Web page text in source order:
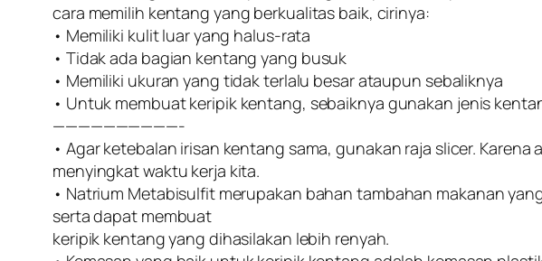
cara memilih kentang yang berkualitas baik, cirinya:
• Memiliki kulit luar yang halus-rata
• Tidak ada bagian kentang yang busuk
• Memiliki ukuran yang tidak terlalu besar ataupun sebaliknya
• Untuk membuat keripik kentang, sebaiknya gunakan jenis
——————————-
• Agar ketebalan irisan kentang sama, gunakan raja slicer.
menyingkat waktu kerja kita.
• Natrium Metabisulfit merupakan bahan tambahan makanan
serta dapat membuat
keripik kentang yang dihasilakan lebih renyah.